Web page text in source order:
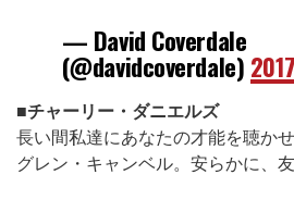
— David Coverdale
(@davidcoverdale)
■チャーリー・ダニエルズ
長い間私達にあなたの才能を聴か
グレン・キャンベル。安らかに、